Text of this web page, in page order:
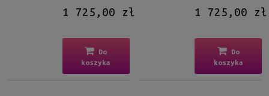
1 725,00 zł
Do
koszyka
1 725,00 zł
Do
koszyka